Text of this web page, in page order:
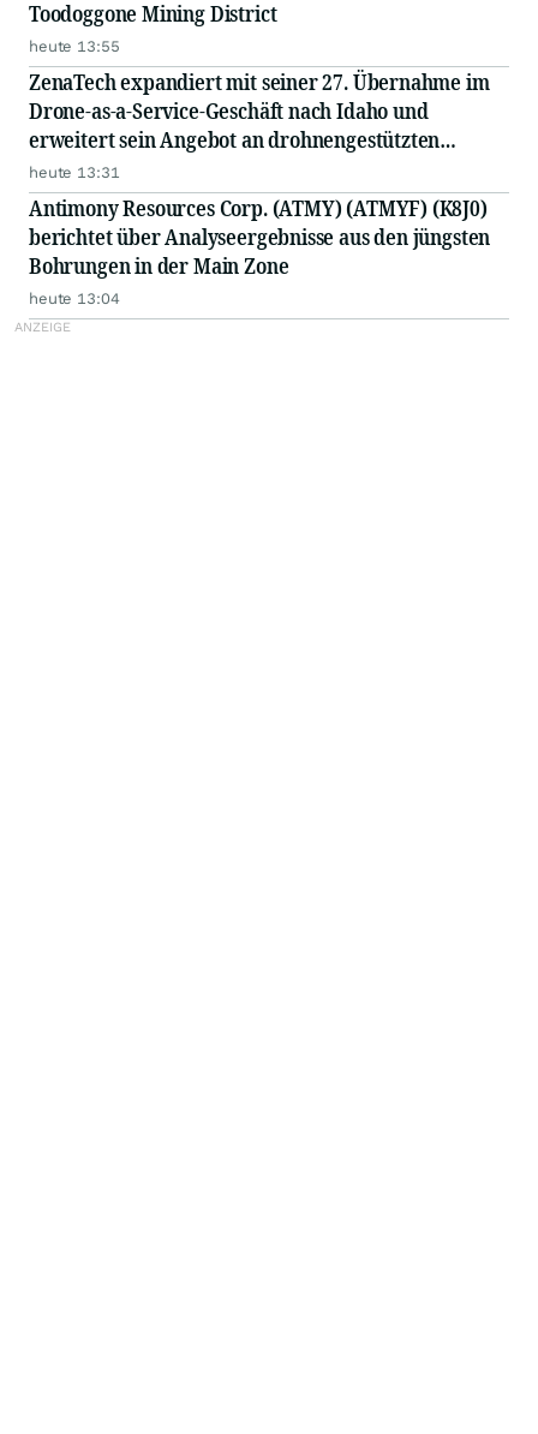
Toodoggone Mining District
heute 13:55
ZenaTech expandiert mit seiner 27. Übernahme im
Drone-as-a-Service-Geschäft nach Idaho und
erweitert sein Angebot an drohnengestützten
Serviceleistungen im Vermessungs- und
Bauingenieurwesen
heute 13:31
Antimony Resources Corp. (ATMY) (ATMYF) (K8J0)
berichtet über Analyseergebnisse aus den jüngsten
Bohrungen in der Main Zone
heute 13:04